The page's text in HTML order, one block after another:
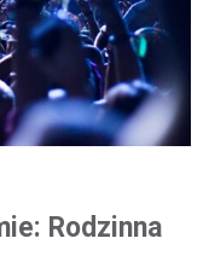
Rodzinna